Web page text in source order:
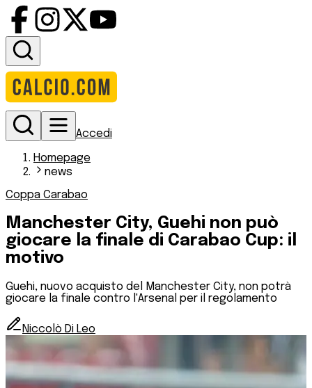
Accedi
Homepage
news
Coppa Carabao
Manchester City, Guehi non può
giocare la finale di Carabao Cup: il
motivo
Guehi, nuovo acquisto del Manchester City, non potrà
giocare la finale contro l'Arsenal per il regolamento
Niccolò Di Leo